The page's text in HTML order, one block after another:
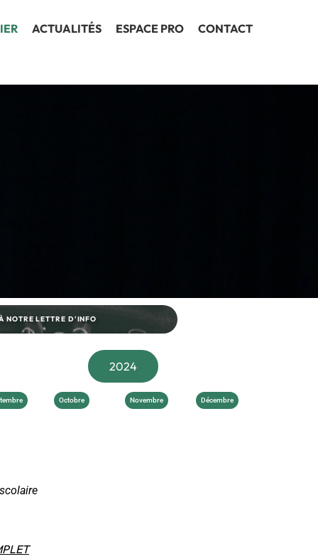
ACTUALITÉS ESPACE PRO CONTACT
NOTRE LETTRE D'INFO
2024
Octobre Novembre Décembre